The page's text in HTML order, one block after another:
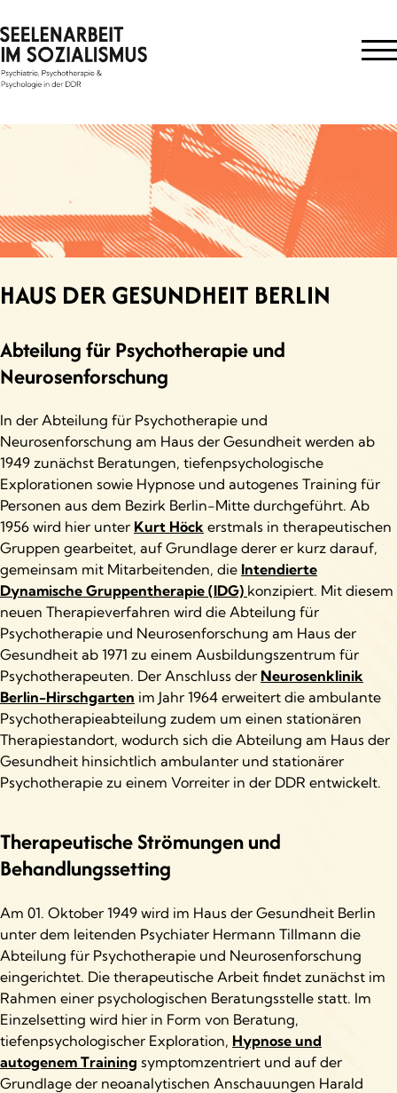
to
content
HAUS DER GESUNDHEIT BERLIN
Abteilung für Psychotherapie und
Neurosenforschung
In der Abteilung für Psychotherapie und
Neurosenforschung am Haus der Gesundheit werden ab
1949 zunächst Beratungen, tiefenpsychologische
Explorationen sowie Hypnose und autogenes Training für
Personen aus dem Bezirk Berlin-Mitte durchgeführt. Ab
1956 wird hier unter Kurt Höck erstmals in therapeutischen
Gruppen gearbeitet, auf Grundlage derer er kurz darauf,
gemeinsam mit Mitarbeitenden, die Intendierte
Dynamische Gruppentherapie (IDG) konzipiert. Mit diesem
neuen Therapieverfahren wird die Abteilung für
Psychotherapie und Neurosenforschung am Haus der
Gesundheit ab 1971 zu einem Ausbildungszentrum für
Psychotherapeuten. Der Anschluss der Neurosenklinik
Berlin-Hirschgarten im Jahr 1964 erweitert die ambulante
Psychotherapieabteilung zudem um einen stationären
Therapiestandort, wodurch sich die Abteilung am Haus der
Gesundheit hinsichtlich ambulanter und stationärer
Psychotherapie zu einem Vorreiter in der DDR entwickelt.
Therapeutische Strömungen und
Behandlungssetting
Am 01. Oktober 1949 wird im Haus der Gesundheit Berlin
unter dem leitenden Psychiater Hermann Tillmann die
Abteilung für Psychotherapie und Neurosenforschung
eingerichtet. Die therapeutische Arbeit findet zunächst im
Rahmen einer psychologischen Beratungsstelle statt. Im
Einzelsetting wird hier in Form von Beratung,
tiefenpsychologischer Exploration, Hypnose und
autogenem Training symptomzentriert und auf der
Grundlage der neoanalytischen Anschauungen Harald